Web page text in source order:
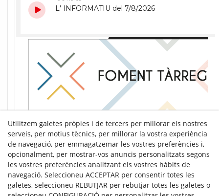
Utilitzem galetes pròpies i de tercers per millorar els nostres
serveis, per motius tècnics, per millorar la vostra experiència
de navegació, per emmagatzemar les vostres preferències i,
opcionalment, per mostrar-vos anuncis personalitzats segons
les vostres preferències analitzant els vostres hàbits de
navegació. Seleccioneu ACCEPTAR per consentir totes les
galetes, seleccioneu REBUTJAR per rebutjar totes les galetes o